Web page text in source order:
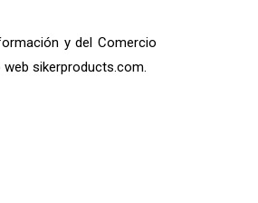
y del Comercio
web sikerproducts.com.